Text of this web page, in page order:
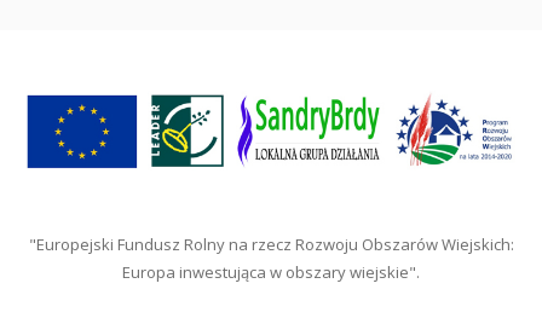
"Europejski Fundusz Rolny na rzecz Rozwoju Obszarów Wiejskich:
Europa inwestująca w obszary wiejskie".